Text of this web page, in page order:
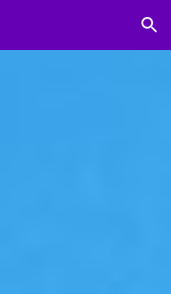
Skip to navigation